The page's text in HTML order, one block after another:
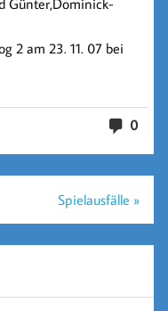
2 am 23. 11. 07 bei
0
Spielausfälle »